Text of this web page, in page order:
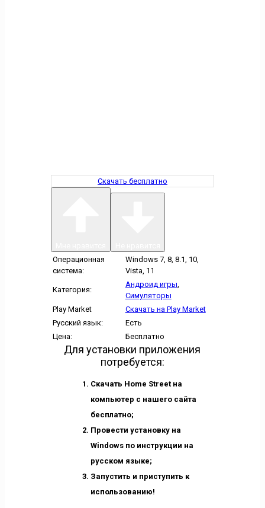
Скачать бесплатно
Операционная
система:
Windows 7, 8, 8.1, 10,
Vista, 11
Категория:
Андроид игры,
Симуляторы
Play Market
Скачать на Play Market
Русский язык:
Есть
Цена:
Бесплатно
Для установки приложения
потребуется:
Скачать Home Street на
компьютер с нашего сайта
бесплатно;
Провести установку на
Windows по инструкции на
русском языке;
Запустить и приступить к
использованию!